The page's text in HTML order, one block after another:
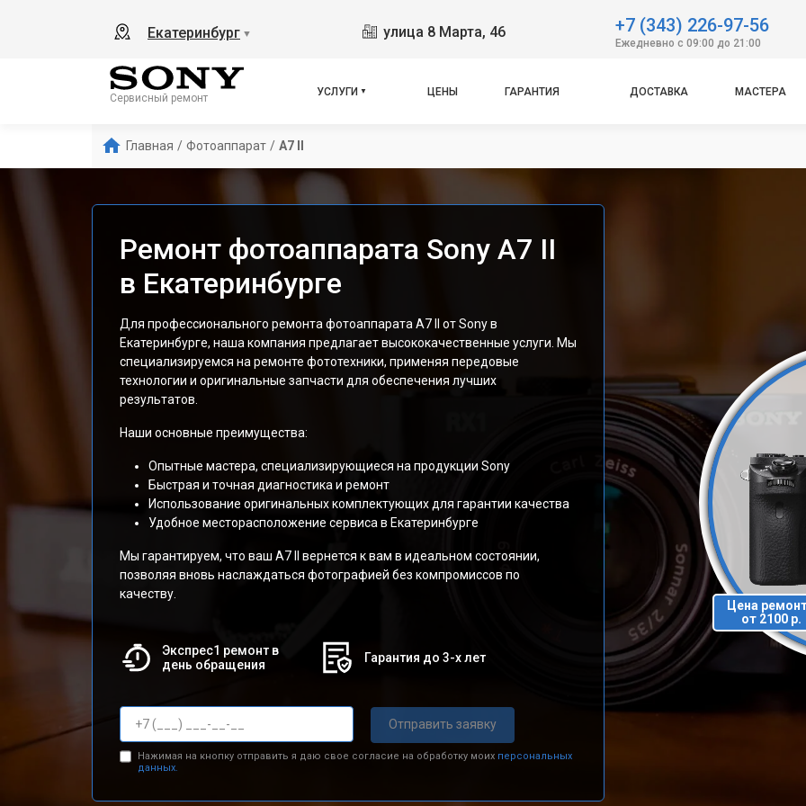
Екатеринбург ▼ улица 8 Марта, 46 +7 (343) 226-97-56
Ежедневно с 09:00 до 21:00
Сервисный ремонт
УСЛУГИ ЦЕНЫ ГАРАНТИЯ ДОСТАВКА МАСТЕРА
Главная / Фотоаппарат / A7 II
Ремонт фотоаппарата Sony A7 II
в Екатеринбурге
Для профессионального ремонта фотоаппарата A7 II от Sony в
Екатеринбурге, наша компания предлагает высококачественные услуги. Мы
специализируемся на ремонте фототехники, применяя передовые
технологии и оригинальные запчасти для обеспечения лучших
результатов.
Наши основные преимущества:
Опытные мастера, специализирующиеся на продукции Sony
Быстрая и точная диагностика и ремонт
Использование оригинальных комплектующих для гарантии качества
Удобное месторасположение сервиса в Екатеринбурге
Мы гарантируем, что ваш A7 II вернется к вам в идеальном состоянии,
позволяя вновь наслаждаться фотографией без компромиссов по
качеству.
Экспрес1 ремонт в
день обращения
Гарантия до 3-х лет
Отправить заявку
Нажимая на кнопку отправить я даю свое согласие на обработку моих персональных
данных.
Цена
от 2100 р.